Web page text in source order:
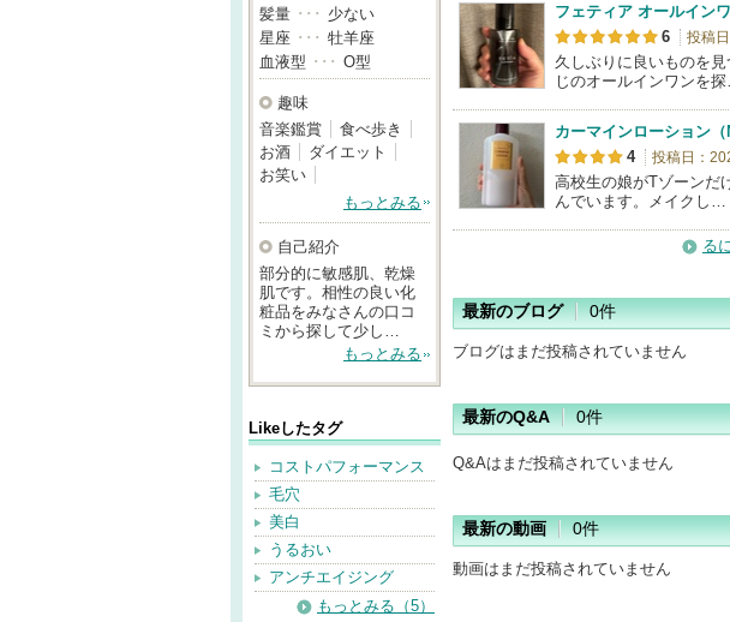
髪量 ･･･ 少ない
星座 ･･･ 牡羊座
血液型 ･･･ O型
趣味
音楽鑑賞
食べ歩き
お酒
ダイエット
お笑い
もっとみる
自己紹介
部分的に敏感肌、乾燥
肌です。相性の良い化
粧品をみなさんの口コ
ミから探して少し…
もっとみる
Likeしたタグ
コストパフォーマンス
毛穴
美白
うるおい
アンチエイジング
もっとみる（5）
フェティア オールイン
6 投稿
久しぶりに良いものを
じのオールインワンを
カーマインローション（
4 投稿日：
高校生の娘がTゾーンだ
んでいます。メイクし…
る
最新のブログ 0件
ブログはまだ投稿されていません
最新のQ&A 0件
Q&Aはまだ投稿されていません
最新の動画 0件
動画はまだ投稿されていません